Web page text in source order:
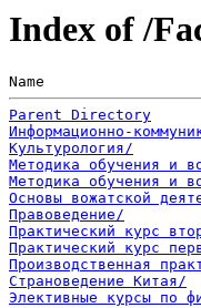
Index of /
Name
Parent Directory
Информационно-
Культурология/
Методика обучения и
Методика обучения и
Основы вожатской
Правоведение/
Практический курс
Практический курс
Производственная
Страноведение Китая/
Элективные курсы по